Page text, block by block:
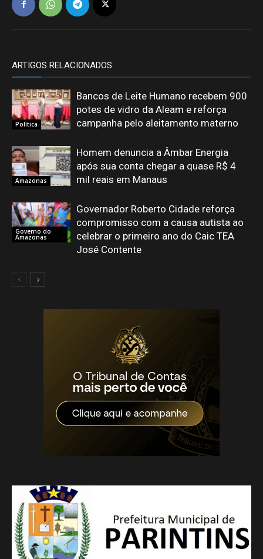
ARTIGOS RELACIONADOS
Política
Bancos de Leite Humano recebem 900
potes de vidro da Aleam e reforça
campanha pelo aleitamento materno
Amazonas
Homem denuncia a Âmbar Energia
após sua conta chegar a quase R$ 4
mil reais em Manaus
Governo do
Amazonas
Governador Roberto Cidade reforça
compromisso com a causa autista ao
celebrar o primeiro ano do Caic TEA
José Contente